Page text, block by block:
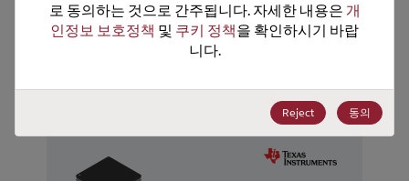
추천 대체 제품
로 동의하는 것으로 간주됩니다. 자세한 내용은 개
인정보 보호정책 및 쿠키 정책을 확인하시기 바랍
니다.
Reject 동의